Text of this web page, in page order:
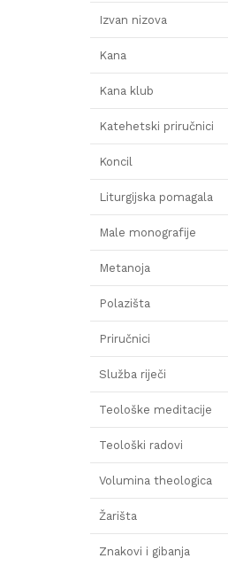
Izvan nizova
Kana
Kana klub
Katehetski priručnici
Koncil
Liturgijska pomagala
Male monografije
Metanoja
Polazišta
Priručnici
Služba riječi
Teološke meditacije
Teološki radovi
Volumina theologica
Žarišta
Znakovi i gibanja